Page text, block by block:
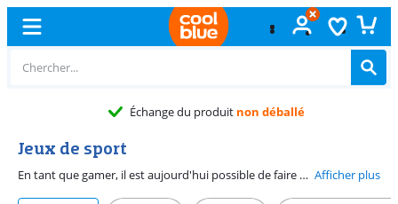
Échange du produit non déballé
Jeux de sport
En tant que gamer, il est aujourd'hui possible de faire du sport depuis son fauteuil cosy. Un jeu de sport vous permet de vous mettre dans la peau de Ronaldo durant une partie de Fifa ou de faire les acrobaties les plus démentes dans Steep. Chaque gamer trouvera son compte dans les jeux de sport. Il existe aussi des jeux de sport qui vous font réellement bouger. Les techniques de mouvement intégrées dans une Nintendo Switch vous permettent de contrôler votre personnage dans un jeu. Vous pouvez notamment ramer pour faire avancer votre canoë. De cette manière, vous restez en bonne santé. Afficher plus